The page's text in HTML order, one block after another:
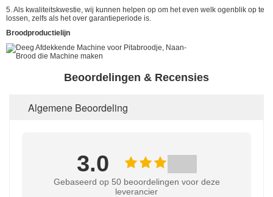
5. Als kwaliteitskwestie, wij kunnen helpen op om het even welk ogenblik op te
lossen, zelfs als het over garantieperiode is.
Broodproductielijn
Beoordelingen & Recensies
Algemene Beoordeling
3.0
Gebaseerd op 50 beoordelingen voor deze
leverancier